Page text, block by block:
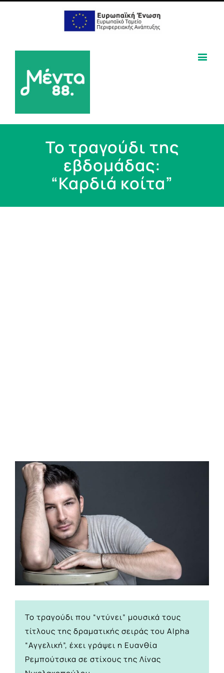
Το τραγούδι της
εβδομάδας:
“Καρδιά κοίτα”
View
Larger
Image
Το τραγούδι που “ντύνει” μουσικά τους
τίτλους της δραματικής σειράς του Alpha
“Αγγελική”, έχει γράψει η Ευανθία
Ρεμπούτσικα σε στίχους της Λίνας